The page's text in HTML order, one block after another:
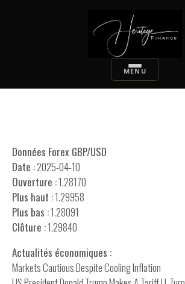
Données Forex GBP/USD
Date :2025-04-10
Ouverture :1.28170
Plus haut :1.29958
Plus bas :1.28091
Clôture :1.29840
Actualités économiques :
Markets Cautious Despite Cooling Inflation